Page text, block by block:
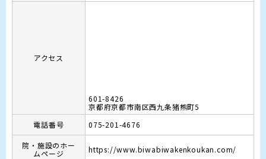
アクセス
601-8426
京都府京都市南区西九条猪熊町5
電話番号
075-201-4676
院・施設のホー
ムページ
https://www.biwabiwakenkoukan.com/